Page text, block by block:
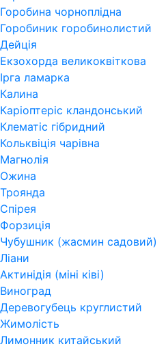
Горобина чорноплідна
Горобиник горобинолистий
Дейція
Екзохорда великоквіткова
Ірга ламарка
Калина
Каріоптеріс кландонський
Клематіс гібридний
Кольквіція чарівна
Магнолія
Ожина
Троянда
Спірея
Форзиція
Чубушник (жасмин садовий)
Ліани
Актинідія (міні ківі)
Виноград
Деревогубець круглистий
Жимолість
Лимонник китайський